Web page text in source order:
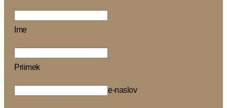
Ime
Priimek
e-naslov